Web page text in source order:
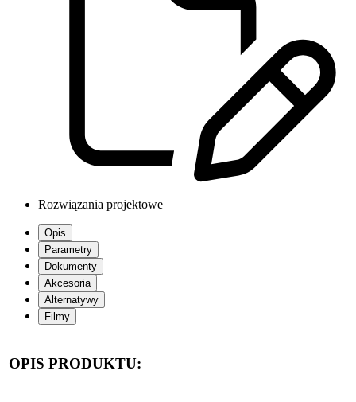
Rozwiązania projektowe
Opis
Parametry
Dokumenty
Akcesoria
Alternatywy
Filmy
OPIS PRODUKTU: